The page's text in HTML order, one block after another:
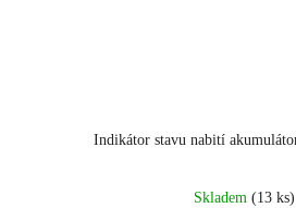
Indikátor stavu nabití
Skladem (13 ks)